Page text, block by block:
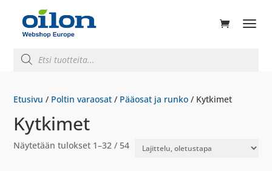
search
Etusivu / Poltin varaosat / Pääosat ja runko / Kytkimet
Kytkimet
Näytetään tulokset 1–32 / 54